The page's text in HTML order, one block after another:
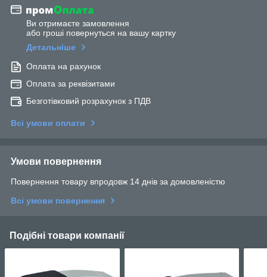
Ви отримаєте замовлення
або гроші повернуться на вашу картку
Детальніше
Оплата на рахунок
Оплата за реквізитами
Безготівковий розрахунок з ПДВ
Всі умови оплати
Умови повернення
Повернення товару впродовж 14 днів за домовленістю
Всі умови повернення
Подібні товари компанії